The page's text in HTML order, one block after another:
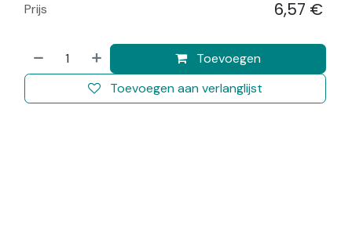
Toevoegen
Toevoegen aan verlanglijst
Prijs 6,57 €